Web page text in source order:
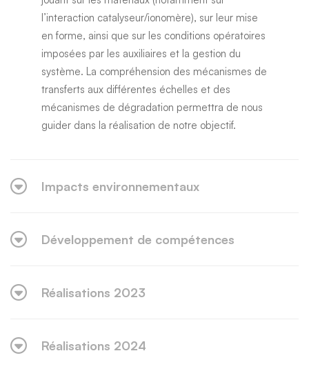
l’interaction catalyseur/ionomère), sur leur mise
en forme, ainsi que sur les conditions opératoires
imposées par les auxiliaires et la gestion du
système. La compréhension des mécanismes de
transferts aux différentes échelles et des
mécanismes de dégradation permettra de nous
guider dans la réalisation de notre objectif.
Impacts environnementaux
Développement de compétences
Réalisations 2023
Réalisations 2024